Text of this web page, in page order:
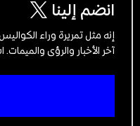
انضم إلينا
إنه مثل تمريرة وراء
آخر الأخبار والرؤى والميمات.